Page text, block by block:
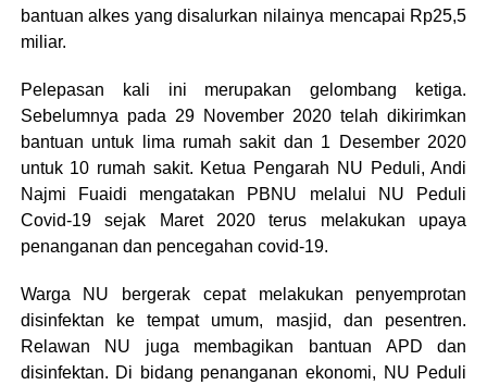
bantuan alkes yang disalurkan nilainya mencapai Rp25,5
miliar.
Pelepasan kali ini merupakan gelombang ketiga.
Sebelumnya pada 29 November 2020 telah dikirimkan
bantuan untuk lima rumah sakit dan 1 Desember 2020
untuk 10 rumah sakit. Ketua Pengarah NU Peduli, Andi
Najmi Fuaidi mengatakan PBNU melalui NU Peduli
Covid-19 sejak Maret 2020 terus melakukan upaya
penanganan dan pencegahan covid-19.
Warga NU bergerak cepat melakukan penyemprotan
disinfektan ke tempat umum, masjid, dan pesentren.
Relawan NU juga membagikan bantuan APD dan
disinfektan. Di bidang penanganan ekonomi, NU Peduli